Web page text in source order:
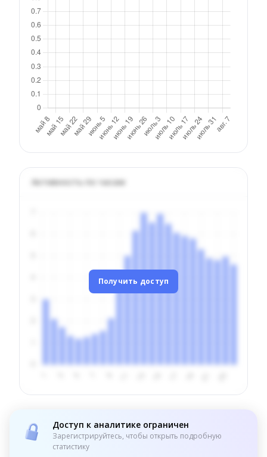
Активность по часам
Получить доступ
Доступ к аналитике ограничен
Зарегистрируйтесь, чтобы открыть подробную
статистику